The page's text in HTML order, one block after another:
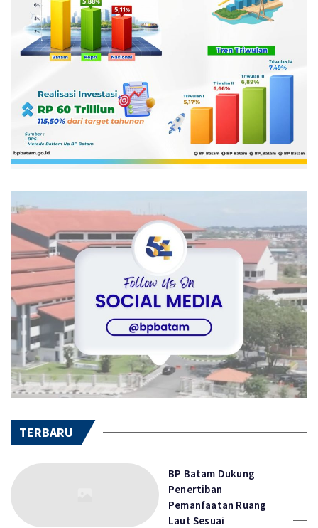
TERBARU
BP Batam Dukung
Penertiban
Pemanfaatan Ruang
Laut Sesuai